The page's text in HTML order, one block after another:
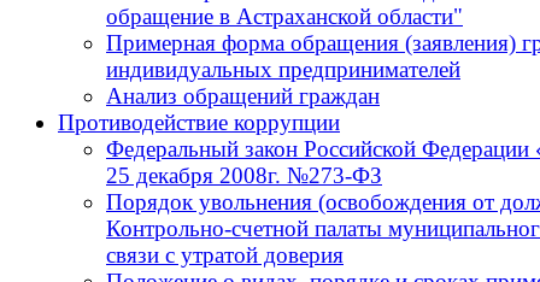
обращение в Астраханской области"
Примерная форма обращения (заявления)
индивидуальных предпринимателей
Анализ обращений граждан
Противодействие коррупции
Федеральный закон Российской
25 декабря 2008г. №273-ФЗ
Порядок увольнения (освобождения от
Контрольно-счетной палаты
связи с утратой доверия